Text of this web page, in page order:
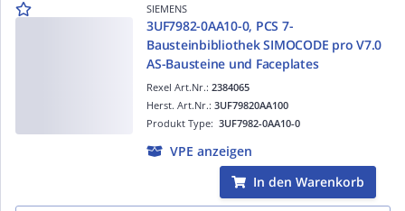
SIEMENS
3UF7982-0AA10-0, PCS 7-
Bausteinbibliothek SIMOCODE pro V7.0
AS-Bausteine und Faceplates
Rexel Art.Nr.: 2384065
Produkt Type: 3UF7982-0AA10-0
Herst. Art.Nr.: 3UF79820AA100
VPE anzeigen
In den Warenkorb